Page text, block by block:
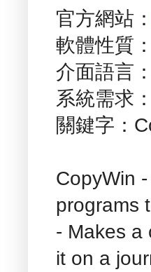
官方網站：
軟體性質
介面語言
系統需求
關鍵字：
CopyWin
programs
- Makes a
it on a